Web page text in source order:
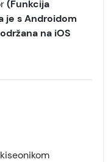
(Funkcija
je s Androidom
na iOS